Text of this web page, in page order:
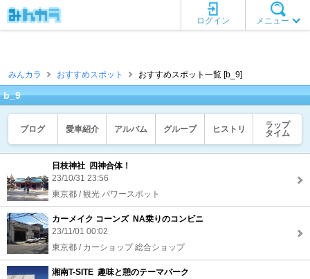
メニュー
ログイン
みんカラ おすすめスポット おすすめスポット一覧 [b_9]
b_9
ブログ 愛車紹介 アルバム グループ ヒストリ
ラップ
タイム
日枝神社 四神合体！
23/10/31 23:56
東京都 / 観光 パワースポット
カーメイク コーンズ NA乗りのコンビニ
23/11/01 00:02
東京都 / カーショップ 総合ショップ
湘南T-SITE 趣味と憩のテーマパーク